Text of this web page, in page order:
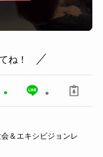
ね！
＆エキシビジョンレ